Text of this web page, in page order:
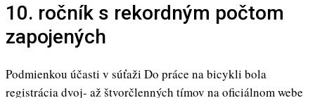
10. ročník s rekordným počtom
zapojených
Podmienkou účasti v súťaži Do práce na bicykli bola
registrácia dvoj- až štvorčlenných tímov na oficiálnom webe